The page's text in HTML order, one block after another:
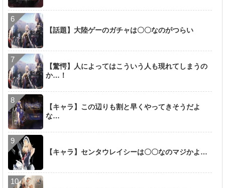
【話題】大陸ゲーのガチャは〇〇なのがつらい
【驚愕】人によってはこういう人も現れてしまうの
か…！
【キャラ】この辺りも割と早くやってきそうだよ
な…
【キャラ】センタウレイシーは〇〇なのマジかよ…